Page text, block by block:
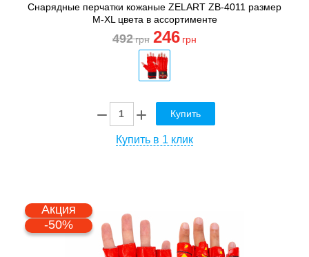
Снарядные перчатки кожаные ZELART ZB-4011 размер
M-XL цвета в ассортименте
492грн 246 грн
Купить
Купить в 1 клик
Акция
-50%